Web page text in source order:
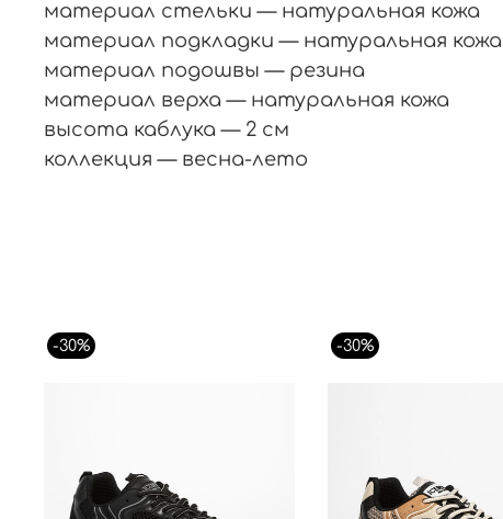
материал стельки — натуральная кожа
материал подкладки — натуральная кожа
материал подошвы — резина
материал верха — натуральная кожа
высота каблука — 2 см
коллекция — весна-лето
-30% -30%